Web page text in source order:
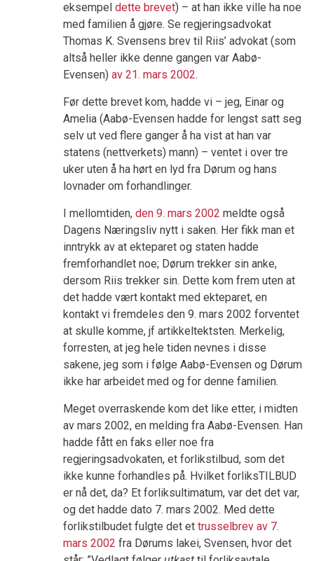
eksempel dette brevet) – at han ikke ville ha noe
med familien å gjøre. Se regjeringsadvokat
Thomas K. Svensens brev til Riis’ advokat (som
altså heller ikke denne gangen var Aabø-
Evensen) av 21. mars 2002.
Før dette brevet kom, hadde vi – jeg, Einar og
Amelia (Aabø-Evensen hadde for lengst satt seg
selv ut ved flere ganger å ha vist at han var
statens (nettverkets) mann) – ventet i over tre
uker uten å ha hørt en lyd fra Dørum og hans
lovnader om forhandlinger.
I mellomtiden, den 9. mars 2002 meldte også
Dagens Næringsliv nytt i saken. Her fikk man et
inntrykk av at ekteparet og staten hadde
fremforhandlet noe; Dørum trekker sin anke,
dersom Riis trekker sin. Dette kom frem uten at
det hadde vært kontakt med ekteparet, en
kontakt vi fremdeles den 9. mars 2002 forventet
at skulle komme, jf artikkeltektsten. Merkelig,
forresten, at jeg hele tiden nevnes i disse
sakene, jeg som i følge Aabø-Evensen og Dørum
ikke har arbeidet med og for denne familien.
Meget overraskende kom det like etter, i midten
av mars 2002, en melding fra Aabø-Evensen. Han
hadde fått en faks eller noe fra
regjeringsadvokaten, et forlikstilbud, som det
ikke kunne forhandles på. Hvilket forliksTILBUD
er nå det, da? Et forliksultimatum, var det det var,
og det hadde dato 7. mars 2002. Med dette
forlikstilbudet fulgte det et trusselbrev av 7.
mars 2002 fra Dørums lakei, Svensen, hvor det